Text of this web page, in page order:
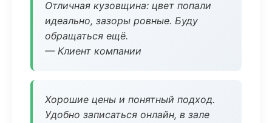
Отличная кузовщина: цвет попали
идеально, зазоры ровные. Буду
обращаться ещё.
— Клиент компании
Хорошие цены и понятный подход.
Удобно записаться онлайн, в зале